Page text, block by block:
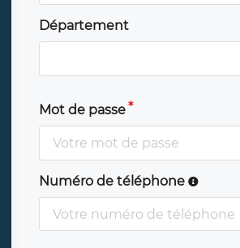
Département
Mot de passe
Numéro de téléphone